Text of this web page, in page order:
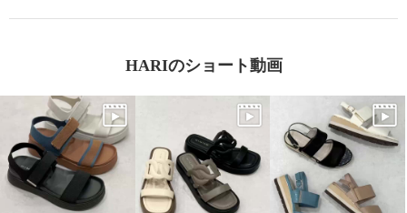
HARIのショート動画